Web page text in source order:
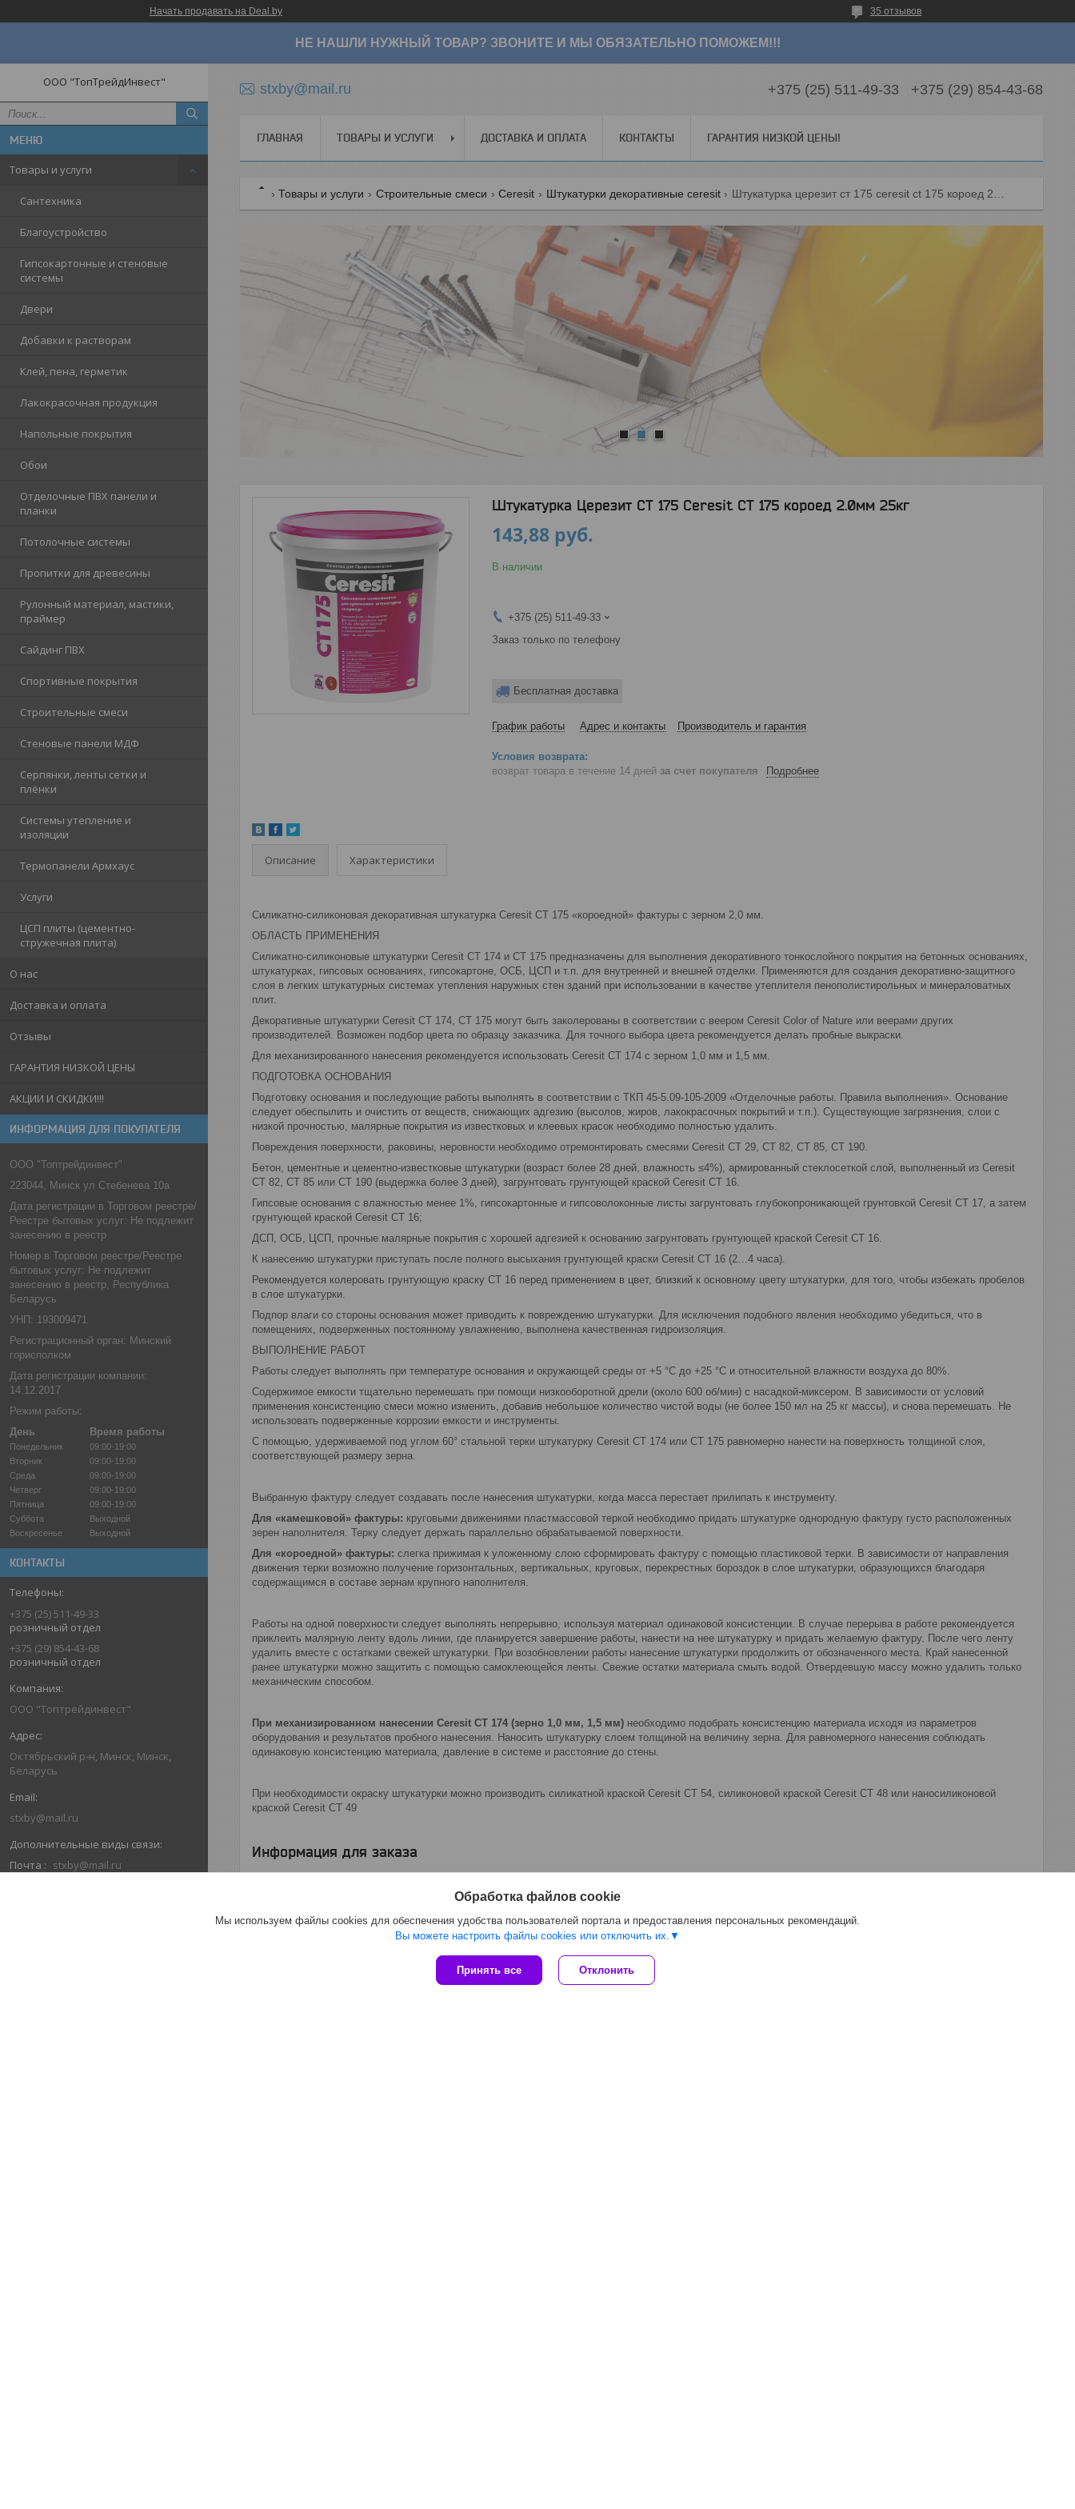
Начать продавать на Deal.by 35 отзывов
НЕ НАШЛИ НУЖНЫЙ ТОВАР? ЗВОНИТЕ И МЫ ОБЯЗАТЕЛЬНО ПОМОЖЕМ!!!
ООО "ТопТрейдИнвест"
Товары и услуги
Сантехника
Благоустройство
Гипсокартонные и стеновые
системы
Двери
Добавки к растворам
Клей, пена, герметик
Лакокрасочная продукция
Напольные покрытия
Обои
Отделочные ПВХ панели и
планки
Потолочные системы
Пропитки для древесины
Рулонный материал, мастики,
праймер
Сайдинг ПВХ
Спортивные покрытия
Строительные смеси
Стеновые панели МДФ
Серпянки, ленты сетки и
плёнки
Системы утепление и
изоляции
Термопанели Армхаус
Услуги
ЦСП плиты (цементно-
стружечная плита)
О нас
Доставка и оплата
Отзывы
ГАРАНТИЯ НИЗКОЙ ЦЕНЫ
АКЦИИ И СКИДКИ!!!
ИНФОРМАЦИЯ ДЛЯ ПОКУПАТЕЛЯ
ООО "Топтрейдинвест"
223044, Минск ул Стебенева 10а
Дата регистрации в Торговом реестре/
Реестре бытовых услуг: Не подлежит
занесению в реестр
Номер в Торговом реестре/Реестре
бытовых услуг: Не подлежит
занесению в реестр, Республика
Беларусь
УНП: 193009471
Регистрационный орган: Минский
горисполком
Дата регистрации компании:
14.12.2017
Режим работы:
День
Время работы
Понедельник
09:00-19:00
Вторник
09:00-19:00
Среда
09:00-19:00
Четверг
09:00-19:00
Пятница
09:00-19:00
Суббота
Выходной
Воскресенье
Выходной
КОНТАКТЫ
+375 (25) 511-49-33
розничный отдел
+375 (29) 854-43-68
розничный отдел
ООО "Топтрейдинвест"
Октябрьский р-н, Минск, Минск,
Беларусь
stxby@mail.ru
Почта stxby@mail.ru
stxby@mail.ru +375 (25) 511-49-33 +375 (29) 854-43-68
ГЛАВНАЯ ТОВАРЫ И УСЛУГИ ДОСТАВКА И ОПЛАТА КОНТАКТЫ ГАРАНТИЯ НИЗКОЙ ЦЕНЫ!
Товары и услуги Строительные смеси Ceresit Штукатурки декоративные ceresit
Штукатурка Церезит СТ 175 Ceresit CT 175 короед 2.0мм 25кг
143,88 руб.
В наличии
+375 (25) 511-49-33
Заказ только по телефону
Бесплатная доставка
График работы Адрес и контакты Производитель и гарантия
возврат товара в течение 14 дней за счет покупателя Подробнее
Описание Характеристики
Cиликатно-силиконовая декоративная штукатурка Ceresit CT 175 «короедной» фактуры с зерном 2,0 мм.
ОБЛАСТЬ ПРИМЕНЕНИЯ
Силикатно-силиконовые штукатурки Ceresit CT 174 и СТ 175 предназначены для выполнения декоративного тонкослойного покрытия на бетонных основаниях,
штукатурках, гипсовых основаниях, гипсокартоне, ОСБ, ЦСП и т.п. для внутренней и внешней отделки. Применяются для создания декоративно-защитного
слоя в легких штукатурных системах утепления наружных стен зданий при использовании в качестве утеплителя пенополистирольных и минераловатных
плит.
Декоративные штукатурки Ceresit CT 174, СТ 175 могут быть заколерованы в соответствии с веером Ceresit Color of Nature или веерами других
производителей. Возможен подбор цвета по образцу заказчика. Для точного выбора цвета рекомендуется делать пробные выкраски.
Для механизированного нанесения рекомендуется использовать Ceresit CT 174 с зерном 1,0 мм и 1,5 мм.
ПОДГОТОВКА ОСНОВАНИЯ
Подготовку основания и последующие работы выполнять в соответствии c ТКП 45-5.09-105-2009 «Отделочные работы. Правила выполнения». Основание
следует обеспылить и очистить от веществ, снижающих адгезию (высолов, жиров, лакокрасочных покрытий и т.п.). Существующие загрязнения, слои с
низкой прочностью, малярные покрытия из известковых и клеевых красок необходимо полностью удалить.
Повреждения поверхности, раковины, неровности необходимо отремонтировать смесями Ceresit CT 29, CT 82, CT 85, CT 190.
Бетон, цементные и цементно-известковые штукатурки (возраст более 28 дней, влажность ≤4%), армированный стеклосеткой слой, выполненный из Ceresit
CТ 82, CТ 85 или CT 190 (выдержка более 3 дней), загрунтовать грунтующей краской Ceresit CT 16.
Гипсовые основания с влажностью менее 1%, гипсокартонные и гипсоволоконные листы загрунтовать глубокопроникающей грунтовкой Ceresit CT 17, а затем
грунтующей краской Ceresit CT 16;
ДСП, ОСБ, ЦСП, прочные малярные покрытия с хорошей адгезией к основанию загрунтовать грунтующей краской Ceresit CT 16.
К нанесению штукатурки приступать после полного высыхания грунтующей краски Ceresit CT 16 (2…4 часа).
Рекомендуется колеровать грунтующую краску СТ 16 перед применением в цвет, близкий к основному цвету штукатурки, для того, чтобы избежать пробелов
в слое штукатурки.
Подпор влаги со стороны основания может приводить к повреждению штукатурки. Для исключения подобного явления необходимо убедиться, что в
помещениях, подверженных постоянному увлажнению, выполнена качественная гидроизоляция.
ВЫПОЛНЕНИЕ РАБОТ
Работы следует выполнять при температуре основания и окружающей среды от +5 °С до +25 °С и относительной влажности воздуха до 80%.
Содержимое емкости тщательно перемешать при помощи низкооборотной дрели (около 600 об/мин) с насадкой-миксером. В зависимости от условий
применения консистенцию смеси можно изменить, добавив небольшое количество чистой воды (не более 150 мл на 25 кг массы), и снова перемешать. Не
использовать подверженные коррозии емкости и инструменты.
С помощью, удерживаемой под углом 60° стальной терки штукатурку Ceresit CT 174 или СТ 175 равномерно нанести на поверхность толщиной слоя,
соответствующей размеру зерна.
Выбранную фактуру следует создавать после нанесения штукатурки, когда масса перестает прилипать к инструменту.
Для «камешковой» фактуры: круговыми движениями пластмассовой теркой необходимо придать штукатурке однородную фактуру густо расположенных
зерен наполнителя. Терку следует держать параллельно обрабатываемой поверхности.
Для «короедной» фактуры: слегка прижимая к уложенному слою сформировать фактуру с помощью пластиковой терки. В зависимости от направления
движения терки возможно получение горизонтальных, вертикальных, круговых, перекрестных бороздок в слое штукатурки, образующихся благодаря
содержащимся в составе зернам крупного наполнителя.
Работы на одной поверхности следует выполнять непрерывно, используя материал одинаковой консистенции. В случае перерыва в работе рекомендуется
приклеить малярную ленту вдоль линии, где планируется завершение работы, нанести на нее штукатурку и придать желаемую фактуру. После чего ленту
удалить вместе с остатками свежей штукатурки. При возобновлении работы нанесение штукатурки продолжить от обозначенного места. Край нанесенной
ранее штукатурки можно защитить с помощью самоклеющейся ленты. Свежие остатки материала смыть водой. Отвердевшую массу можно удалить только
механическим способом.
При механизированном нанесении Ceresit CT 174 (зерно 1,0 мм, 1,5 мм) необходимо подобрать консистенцию материала исходя из параметров
оборудования и результатов пробного нанесения. Наносить штукатурку слоем толщиной на величину зерна. Для равномерного нанесения соблюдать
одинаковую консистенцию материала, давление в системе и расстояние до стены.
При необходимости окраску штукатурки можно производить силикатной краской Ceresit CT 54, силиконовой краской Ceresit CT 48 или наносиликоновой
краской Ceresit CT 49
Информация для заказа
Обработка файлов cookie
Мы используем файлы cookies для обеспечения удобства пользователей портала и предоставления персональных рекомендаций.
Вы можете настроить файлы cookies или отключить их.
Принять все Отклонить